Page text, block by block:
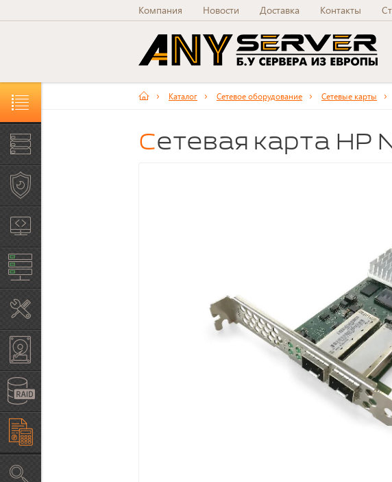
Компания Новости Доставка Контакты
Каталог Сетевое оборудование Сетевые карты
Сетевая карта HP
Каталог товаров и услуг